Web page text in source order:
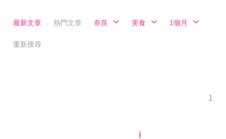
最新文章 熱門文章 奈良 美食 1個月
重新搜尋
1